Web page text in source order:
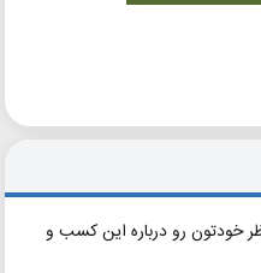
خودتون رو درباره این کسب و